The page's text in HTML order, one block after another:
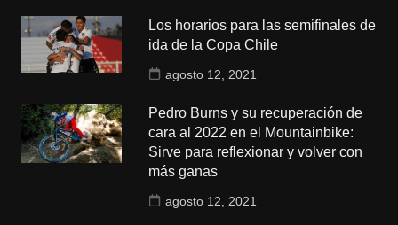
Los horarios para las semifinales de
ida de la Copa Chile
agosto 12, 2021
Pedro Burns y su recuperación de
cara al 2022 en el Mountainbike:
Sirve para reflexionar y volver con
más ganas
agosto 12, 2021